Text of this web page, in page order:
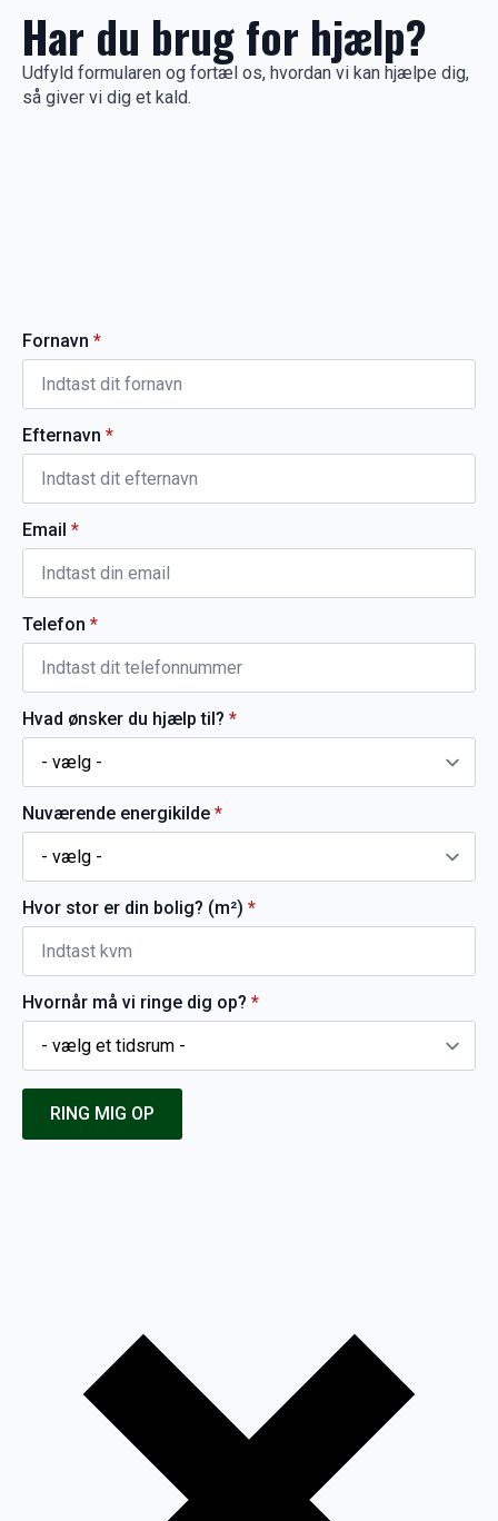
Har du brug for hjælp?
Udfyld formularen og fortæl os, hvordan vi kan hjælpe dig,
så giver vi dig et kald.
Fornavn *
Efternavn *
Email *
Telefon *
Hvad ønsker du hjælp til? *
Nuværende energikilde *
Hvor stor er din bolig? (m²) *
Hvornår må vi ringe dig op? *
RING MIG OP